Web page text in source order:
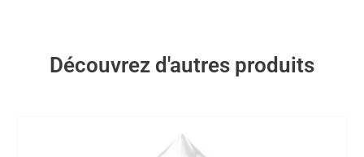
Découvrez d'autres produits